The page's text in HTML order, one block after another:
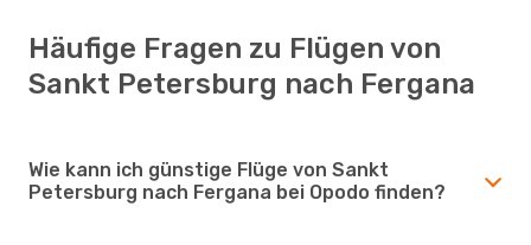
Häufige Fragen zu Flügen von
Sankt Petersburg nach Fergana
Wie kann ich günstige Flüge von Sankt
Petersburg nach Fergana bei Opodo finden?